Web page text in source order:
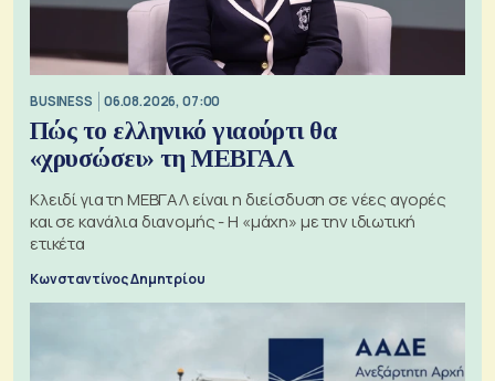
BUSINESS 06.08.2026, 07:00
Πώς το ελληνικό γιαούρτι θα
«χρυσώσει» τη ΜΕΒΓΑΛ
Κλειδί για τη ΜΕΒΓΑΛ είναι η διείσδυση σε νέες αγορές
και σε κανάλια διανομής - Η «μάχη» με την ιδιωτική
ετικέτα
Κωνσταντίνος Δημητρίου